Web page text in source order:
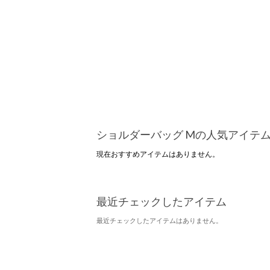
ショルダーバッグ Mの人気アイテ
現在おすすめアイテムはありません。
最近チェックしたアイテム
最近チェックしたアイテムはありません。